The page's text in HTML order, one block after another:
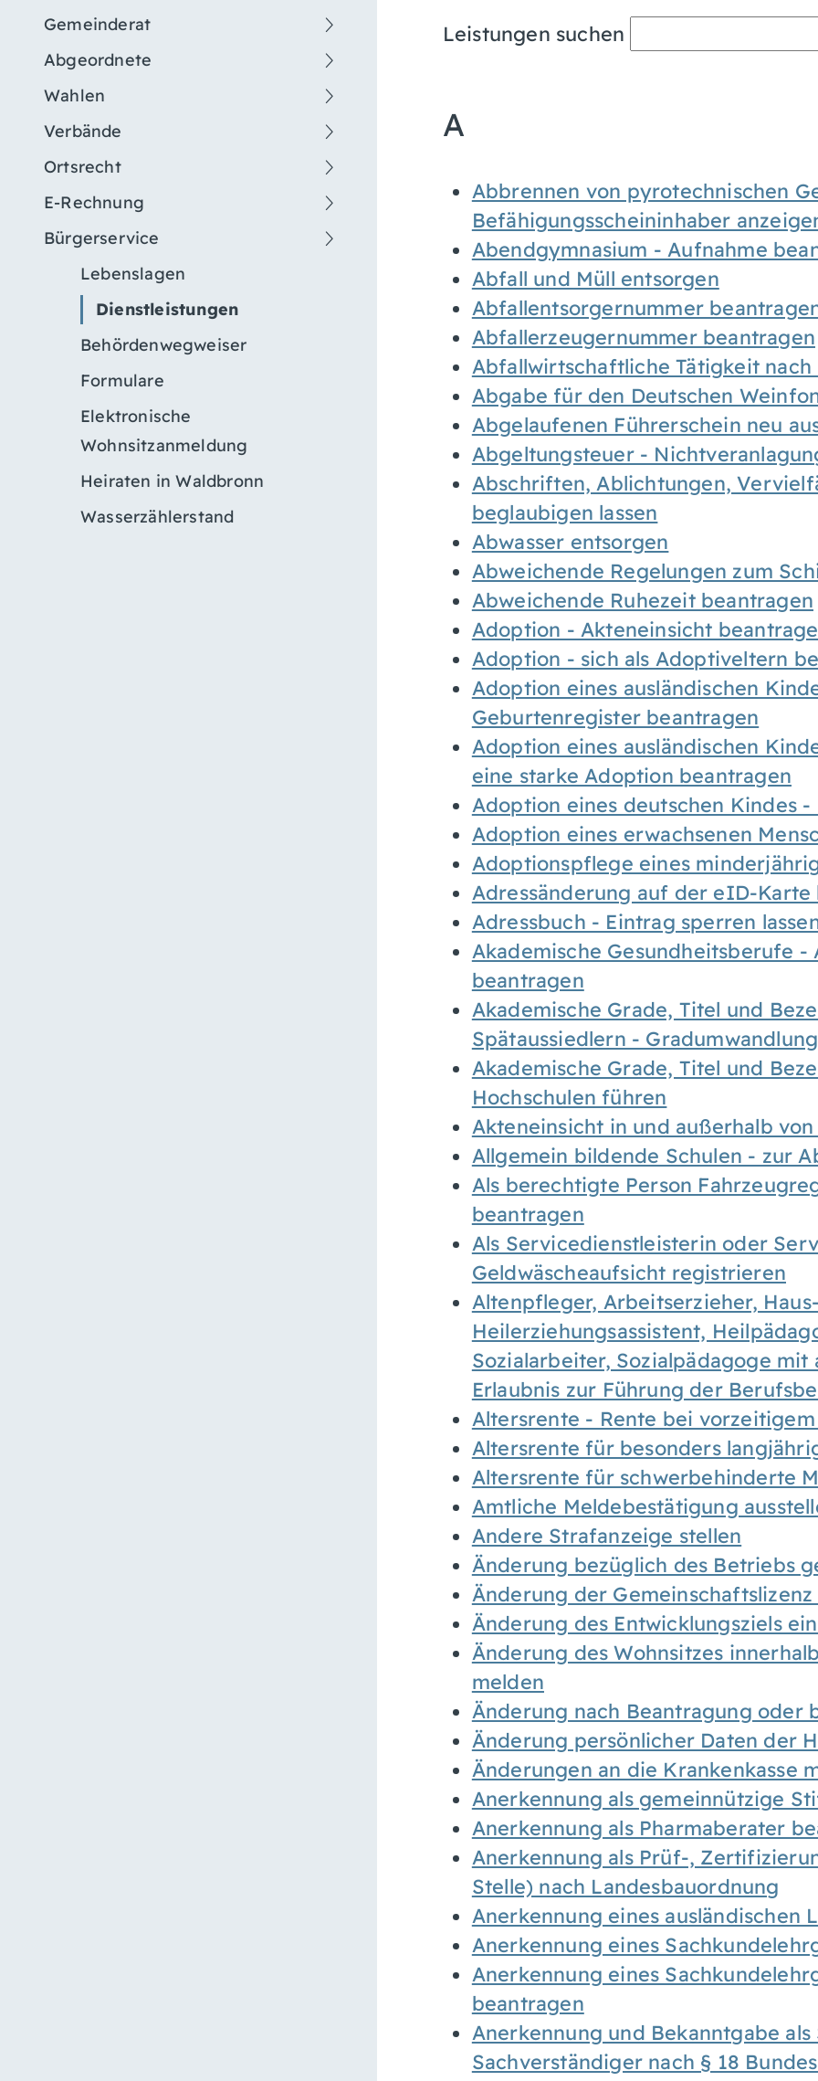
Gemeinderat
Abgeordnete
Wahlen
Verbände
Ortsrecht
E-Rechnung
Bürgerservice
Lebenslagen
Dienstleistungen
Behördenwegweiser
Formulare
Elektronische
Wohnsitzanmeldung
Heiraten in Waldbronn
Wasserzählerstand
Leistungen suchen
A
Abbrennen von pyrotechnischen
Befähigungsscheininhaber
Abendgymnasium - Aufnahme
Abfall und Müll entsorgen
Abfallentsorgernummer
Abfallerzeugernummer beantragen
Abfallwirtschaftliche Tätigkeit
Abgabe für den Deutschen
Abgelaufenen Führerschein neu
Abgeltungsteuer -
Abschriften, Ablichtungen,
beglaubigen lassen
Abwasser entsorgen
Abweichende Regelungen zum
Abweichende Ruhezeit beantragen
Adoption - Akteneinsicht
Adoption - sich als Adoptiveltern
Adoption eines ausländischen
Geburtenregister beantragen
Adoption eines ausländischen
eine starke Adoption beantragen
Adoption eines deutschen Kindes
Adoption eines erwachsenen
Adoptionspflege eines
Adressänderung auf der eID-Karte
Adressbuch - Eintrag sperren
Akademische Gesundheitsberufe
beantragen
Akademische Grade, Titel und
Spätaussiedlern -
Akademische Grade, Titel und
Hochschulen führen
Akteneinsicht in und außerhalb
Allgemein bildende Schulen - zur
Als berechtigte Person
beantragen
Als Servicedienstleisterin oder
Geldwäscheaufsicht registrieren
Altenpfleger, Arbeitserzieher,
Heilerziehungsassistent,
Sozialarbeiter, Sozialpädagoge
Erlaubnis zur Führung der
Altersrente - Rente bei
Altersrente für besonders
Altersrente für schwerbehinderte
Amtliche Meldebestätigung
Andere Strafanzeige stellen
Änderung bezüglich des Betriebs
Änderung der
Änderung des Entwicklungsziels
Änderung des Wohnsitzes
melden
Änderung nach Beantragung oder
Änderung persönlicher Daten der
Änderungen an die Krankenkasse
Anerkennung als gemeinnützige
Anerkennung als Pharmaberater
Anerkennung als Prüf-,
Stelle) nach Landesbauordnung
Anerkennung eines ausländischen
Anerkennung eines
Anerkennung eines
beantragen
Anerkennung und Bekanntgabe
Sachverständiger nach § 18